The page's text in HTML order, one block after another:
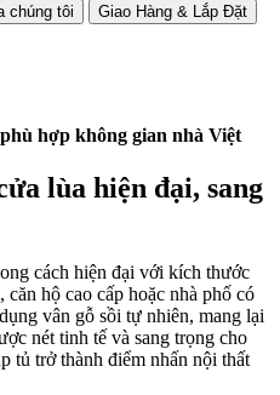
chúng tôi
Giao Hàng & Lắp Đặt
hợp không gian nhà Việt
lùa hiện đại, sang
cách hiện đại với kích thước
hộ cao cấp hoặc nhà phố có
vân gỗ sồi tự nhiên, mang lại
nét tinh tế và sang trọng cho
tủ trở thành điểm nhấn nội thất